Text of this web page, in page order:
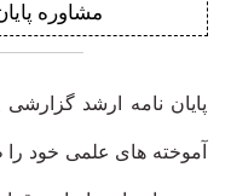
مشاوره
پایان نامه ارشد
آموخته های علمی خود